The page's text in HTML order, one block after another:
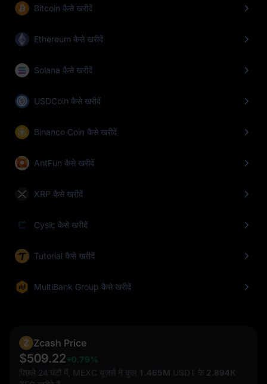
Bitcoin कैसे खरीदें
Ethereum कैसे खरीदें
Solana कैसे खरीदें
USDCoin कैसे खरीदें
Binance Coin कैसे खरीदें
AntFun कैसे खरीदें
XRP कैसे खरीदें
Cysic कैसे खरीदें
Tutorial कैसे खरीदें
MultiBank Group कैसे खरीदें
Zcash Price
$509.22+0.79%
पिछले 24 घंटों में, MEXC यूज़र्स ने कुल 1.465M USDT के 2.894K